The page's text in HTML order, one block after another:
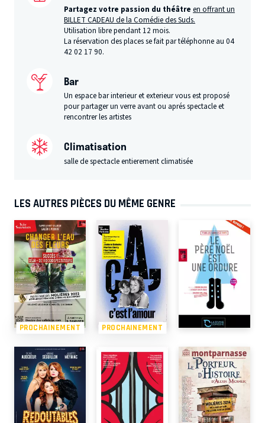
Partagez votre passion du théâtre en offrant un
BILLET CADEAU de la Comédie des Suds.
Utilisation libre pendant 12 mois.
La réservation des places se fait par téléphonne au 04
42 02 17 90.
Bar
Un espace bar interieur et exterieur vous est proposé
pour partager un verre avant ou aprés spectacle et
rencontrer les artistes
Climatisation
salle de spectacle entierement climatisée
LES AUTRES PIÈCES DU MÊME GENRE
PROCHAINEMENT PROCHAINEMENT